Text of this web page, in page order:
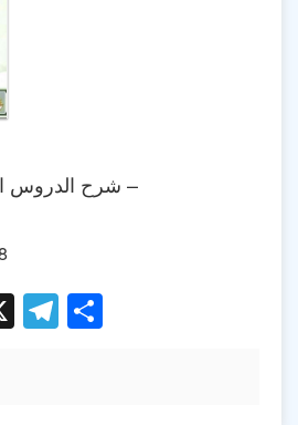
– شرح الدروس المهمة لعامة الأمة –
X Telegram